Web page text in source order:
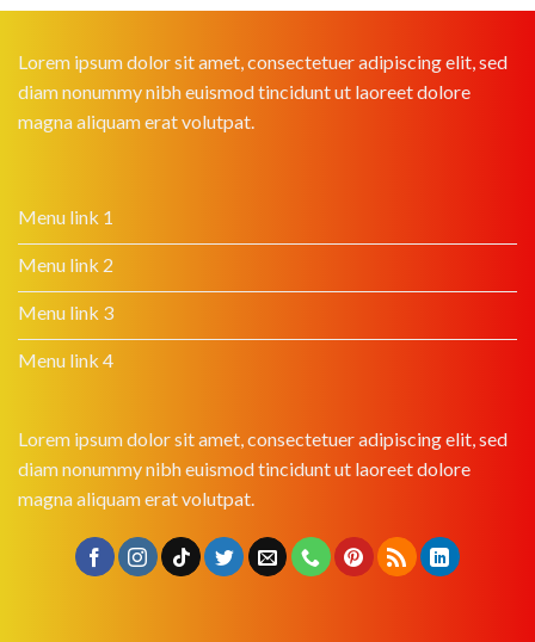
Lorem ipsum dolor sit amet, consectetuer adipiscing elit, sed
diam nonummy nibh euismod tincidunt ut laoreet dolore
magna aliquam erat volutpat.
Menu link 1
Menu link 2
Menu link 3
Menu link 4
Lorem ipsum dolor sit amet, consectetuer adipiscing elit, sed
diam nonummy nibh euismod tincidunt ut laoreet dolore
magna aliquam erat volutpat.